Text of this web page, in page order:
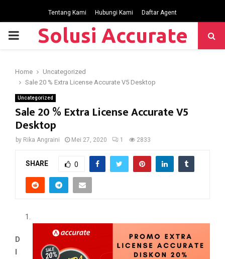
Tentang Kami Hubungi Kami Daftar Agent
P
M
A
Solusi Accurate
Home
Uncategorized
Sale 20 % Extra License Accurate V5 Desktop
Uncategorized
Sale 20 % Extra License Accurate V5
Desktop
by Rika Angraini Mei 27, 2020 1 2833
SHARE 0
D
I